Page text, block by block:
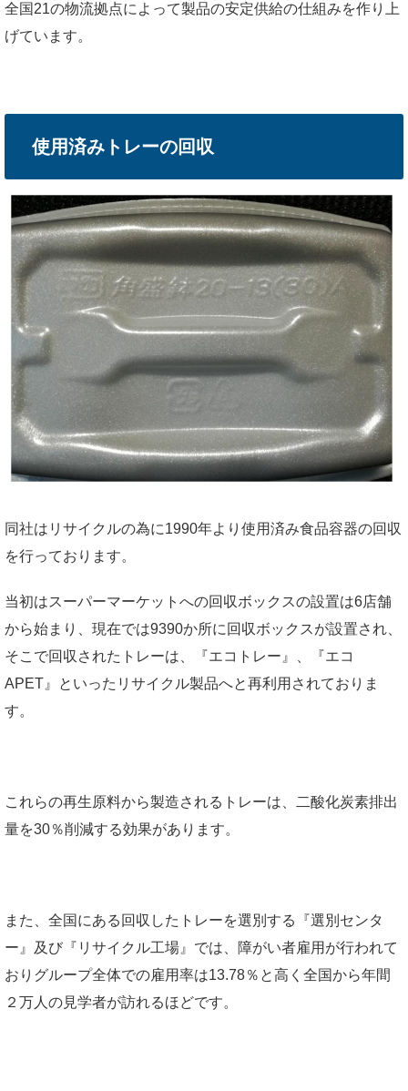
全国21の物流拠点によって製品の安定供給の仕組みを作り上
げています。
使用済みトレーの回収
同社はリサイクルの為に1990年より使用済み食品容器の回収
を行っております。
当初はスーパーマーケットへの回収ボックスの設置は6店舗
から始まり、現在では9390か所に回収ボックスが設置され、
そこで回収されたトレーは、『エコトレー』、『エコ
APET』といったリサイクル製品へと再利用されておりま
す。
これらの再生原料から製造されるトレーは、二酸化炭素排出
量を30％削減する効果があります。
また、全国にある回収したトレーを選別する『選別センタ
ー』及び『リサイクル工場』では、障がい者雇用が行われて
おりグループ全体での雇用率は13.78％と高く全国から年間
２万人の見学者が訪れるほどです。